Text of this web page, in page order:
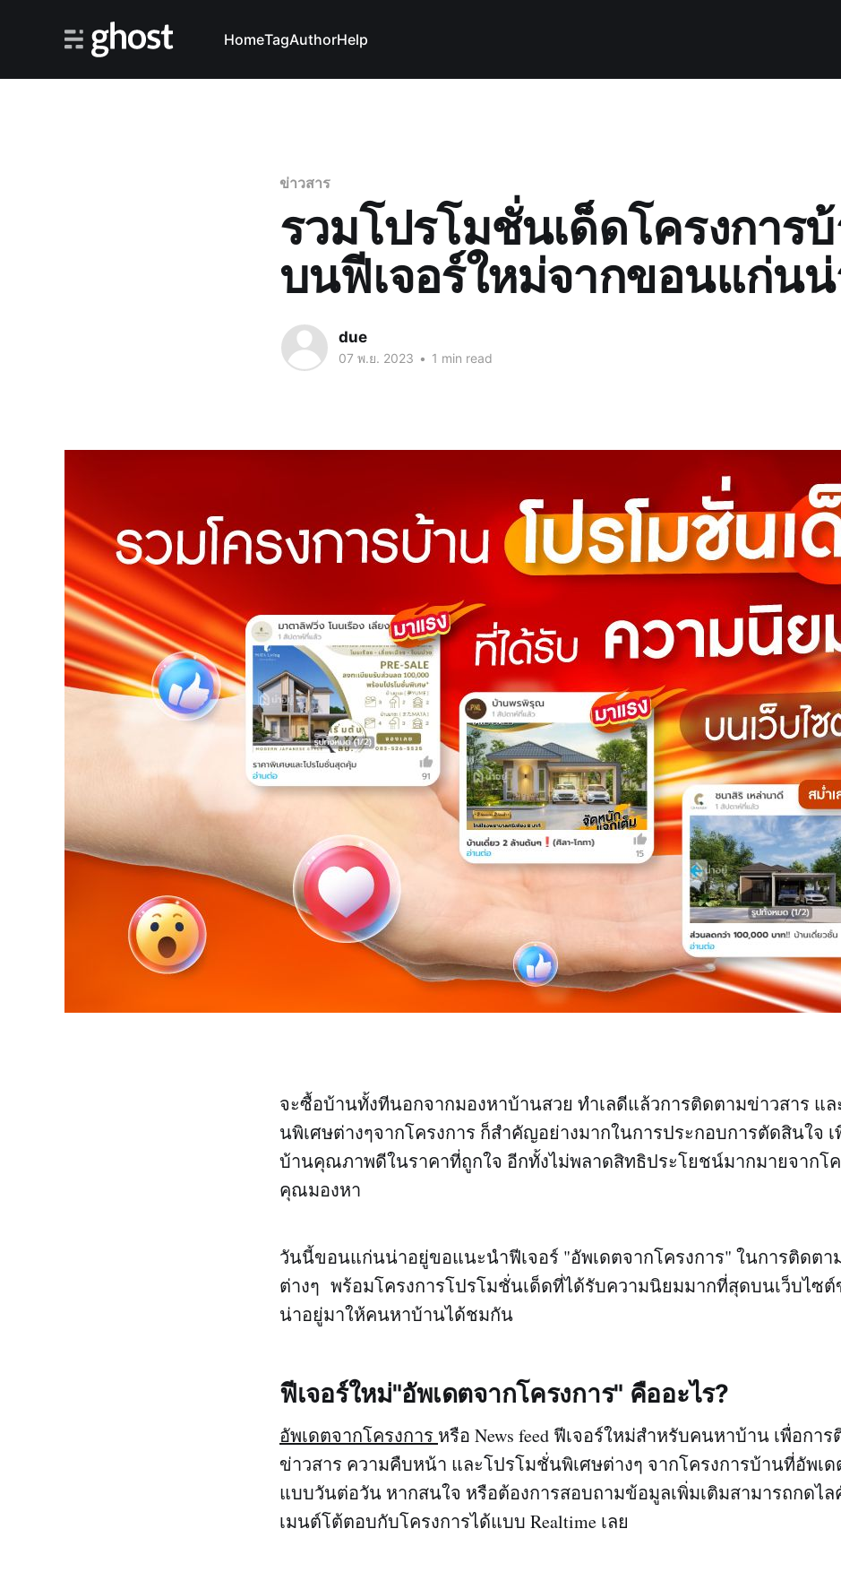
HomeTagAuthorHelp
ข่าวสาร
รวมโปรโมชั่นเด็ดโครงการ
บนฟีเจอร์ใหม่จากขอนแก่น
due
07 พ.ย. 2023 • 1 min read
จะซื้อบ้านทั้งทีนอกจากมองหาบ้านสวย ทำเลดีแล้วการติดตามข่าวสาร แ
นพิเศษต่างๆจากโครงการ ก็สำคัญอย่างมากในการประกอบการตัดสินใจ เ
บ้านคุณภาพดีในราคาที่ถูกใจ อีกทั้งไม่พลาดสิทธิประโยชน์มากมายจากโ
คุณมองหา
วันนี้ขอนแก่นน่าอยู่ขอแนะนำฟีเจอร์ "อัพเดตจากโครงการ" ในการติดตา
ต่างๆ พร้อมโครงการโปรโมชั่นเด็ดที่ได้รับความนิยมมากที่สุดบนเว็บไซ
น่าอยู่มาให้คนหาบ้านได้ชมกัน
ฟีเจอร์ใหม่"อัพเดตจากโครงการ" คืออะไร?
อัพเดตจากโครงการ หรือ News feed ฟีเจอร์ใหม่สำหรับคนหาบ้าน เพื่อกา
ข่าวสาร ความคืบหน้า และโปรโมชั่นพิเศษต่างๆ จากโครงการบ้านที่อัพเ
แบบวันต่อวัน หากสนใจ หรือต้องการสอบถามข้อมูลเพิ่มเติมสามารถกดไ
เมนต์โต้ตอบกับโครงการได้แบบ Realtime เลย